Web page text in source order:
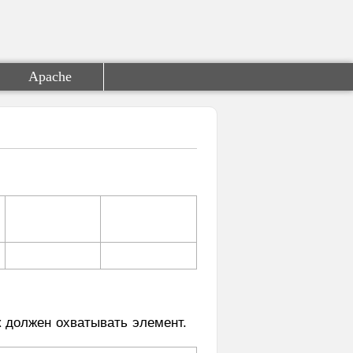
Apache
должен охватывать элемент.